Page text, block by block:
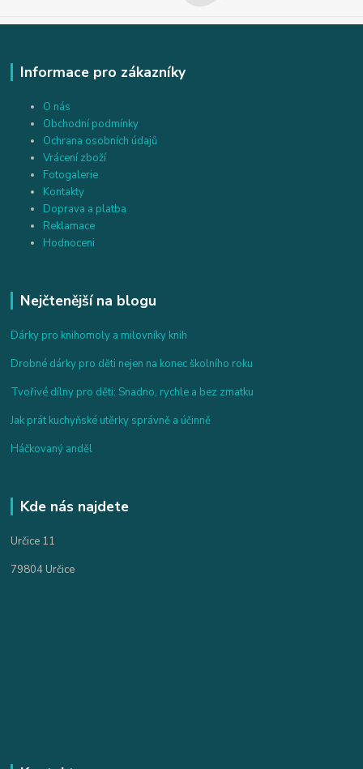
Informace pro zákazníky
O nás
Obchodní podmínky
Ochrana osobních údajů
Vrácení zboží
Fotogalerie
Kontakty
Doprava a platba
Reklamace
Hodnoceni
Nejčtenější na blogu
Dárky pro knihomoly a milovníky knih
Drobné dárky pro děti nejen na konec školního roku
Tvořivé dílny pro děti: Snadno, rychle a bez zmatku
Jak prát kuchyňské utěrky správně a účinně
Háčkovaný anděl
Kde nás najdete
Určice 11
79804 Určice